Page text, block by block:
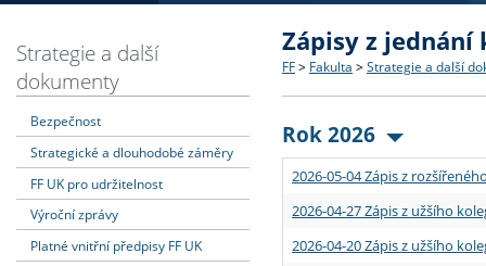
Dozvědět se více
Struktura a historie
Strategie a další
Podpora a benefity pro
Absolventi fakulty
Podat přihlášku
Co studovat a jak se
Učitelské studijní
Informace k průběhu
Dozvědět se více
Bakalářské a magisterské
Doktorské studium
Rigorózní řízení
Dozvědět se více
O vědě a výzkumu na FF
Akademické kvalifikace
Granty a projekty
Dozvědět se více
Aktuální nabídky a
Vyjíždějící studenti
Přijíždějící studenti
Vyjíždějící zaměstnanci
Strategie a další
dokumenty
Bezpečnost
Strategické a dlouhodobé záměry
FF UK pro udržitelnost
Výroční zprávy
Platné vnitřní předpisy FF UK
Zápisy z jednání
FF > Fakulta > Strategie a další
Rok 2026
2026-05-04 Zápis z
2026-04-27 Zápis z užšího
2026-04-20 Zápis z užšího